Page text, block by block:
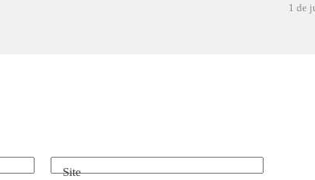
1 de
Site